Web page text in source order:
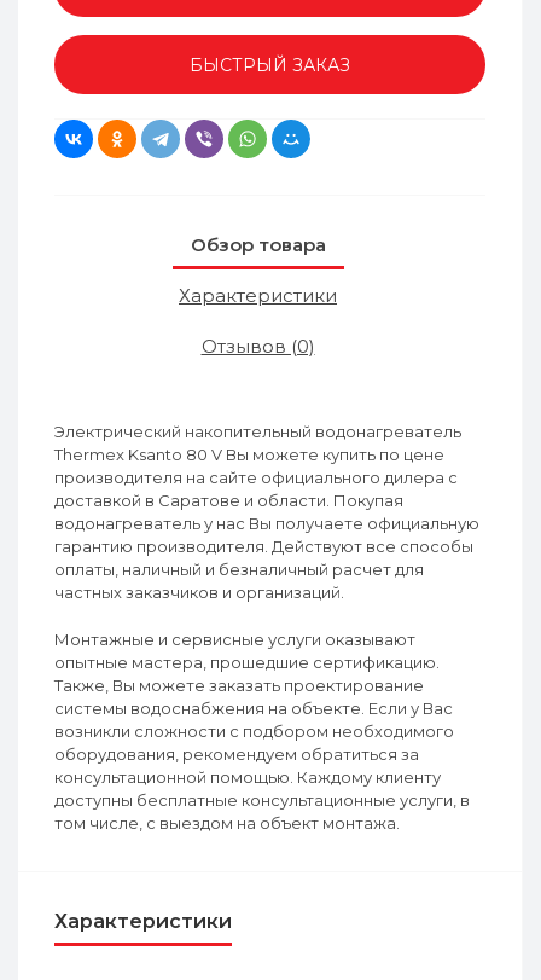
БЫСТРЫЙ ЗАКАЗ
Обзор товара
Характеристики
Отзывов (0)
Электрический накопительный водонагреватель
Thermex Ksanto 80 V Вы можете купить по цене
производителя на сайте официального дилера с
доставкой в Саратове и области. Покупая
водонагреватель у нас Вы получаете официальную
гарантию производителя. Действуют все способы
оплаты, наличный и безналичный расчет для
частных заказчиков и организаций.
Монтажные и сервисные услуги оказывают
опытные мастера, прошедшие сертификацию.
Также, Вы можете заказать проектирование
системы водоснабжения на объекте. Если у Вас
возникли сложности с подбором необходимого
оборудования, рекомендуем обратиться за
консультационной помощью. Каждому клиенту
доступны бесплатные консультационные услуги, в
том числе, с выездом на объект монтажа.
Характеристики